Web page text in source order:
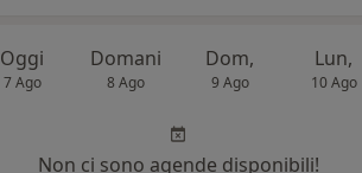
Oggi
7 Ago
Domani
8 Ago
Dom,
9 Ago
Lun,
10 Ago
Non ci sono agende disponibili!